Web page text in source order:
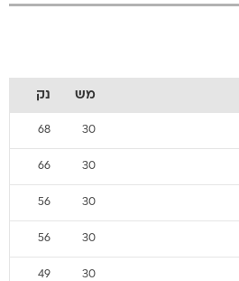
מש נק
30
68
30
66
30
56
30
56
30
49